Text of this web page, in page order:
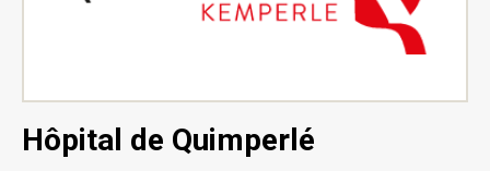
Hôpital de Quimperlé